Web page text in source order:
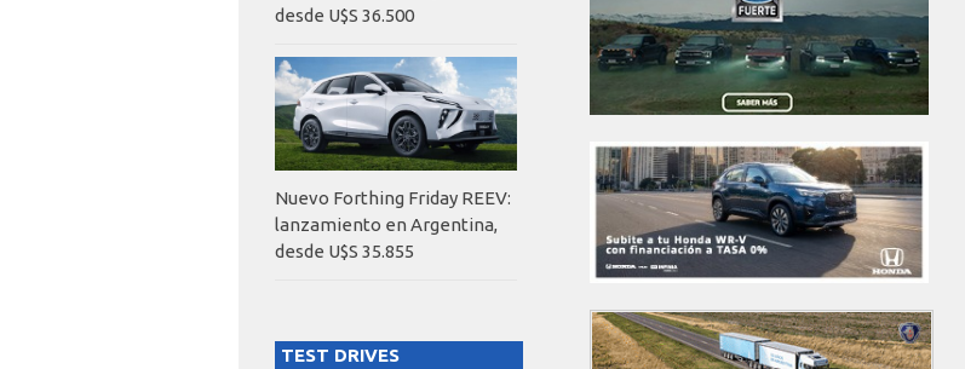
desde U$S 36.500
Nuevo Forthing Friday REEV:
lanzamiento en Argentina,
desde U$S 35.855
TEST DRIVES